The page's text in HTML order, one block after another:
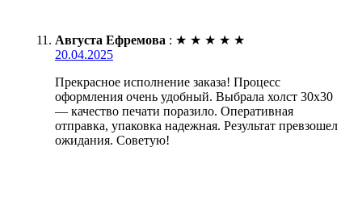
Августа Ефремова : ★ ★ ★ ★ ★
20.04.2025
Прекрасное исполнение заказа! Процесс
оформления очень удобный. Выбрала холст 30х30
— качество печати поразило. Оперативная
отправка, упаковка надежная. Результат превзошел
ожидания. Советую!